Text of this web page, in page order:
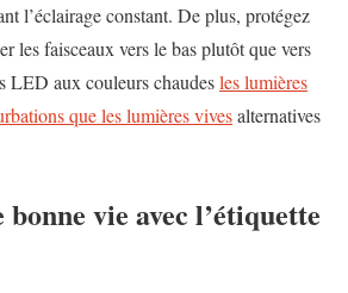
l’éclairage constant. De plus, protégez
les faisceaux vers le bas plutôt que vers
LED aux couleurs chaudesles lumières
que les lumières vivesalternatives
vie avec l’étiquette